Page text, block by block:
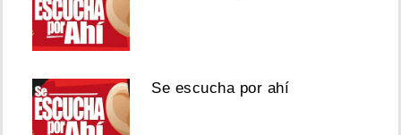
Se escucha por ahí